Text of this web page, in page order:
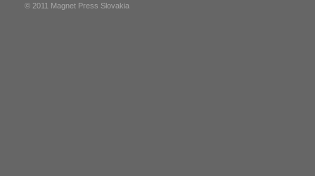
© 2011 Magnet Press Slovakia